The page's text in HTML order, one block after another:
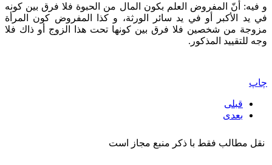
و فيه: أنّ المفروض العلم بكون المال من الحبوة فلا فرق بين كونه
في يد الأكبر أو في يد سائر الورثة، و كذا المفروض كون المرأة
مزوجة من شخصين فلا فرق بين كونها تحت هذا الزوج أو ذاك فلا
وجه للتقييد المذكور.
چاپ
قبلی
بعدی
نقل مطالب فقط با ذکر منبع مجاز است